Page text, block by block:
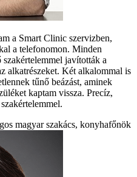
a Smart Clinic szervizben,
a telefonomon. Minden
javították a
alkatrészeket. Két alkalommal is
tűnő beázást, aminek
kaptam vissza. Precíz,
magyar szakács, konyhafőnök